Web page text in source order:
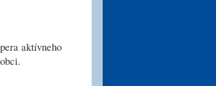
aktívneho